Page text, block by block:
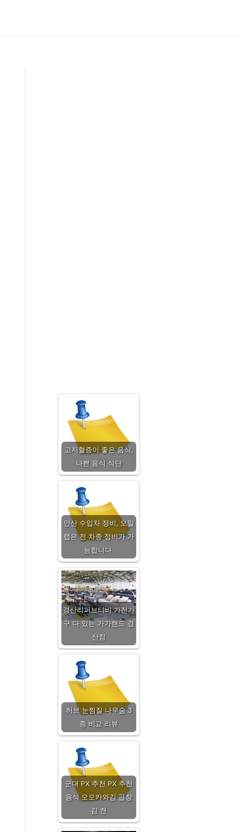
고지혈증이 좋은 음식,
나쁜 음식 식단
안산 수입차 정비, 오일
랩은 전 차종 정비가 가
능합니다.
경산리퍼브티비 가전가
구 다 있는 가가랜드 경
산점
허브 눈찜질 나우숨 3
종 비교 리뷰
군대 PX 추천 PX 추천
음식 오오카와김 곱창
김 캔